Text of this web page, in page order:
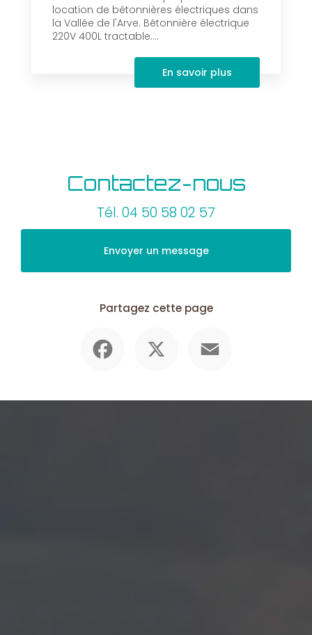
location de bétonnières électriques dans
la Vallée de l'Arve. Bétonnière électrique
220V 400L tractable....
En savoir plus
Contactez-nous
Tél. 04 50 58 02 57
Envoyer un message
Partagez cette page